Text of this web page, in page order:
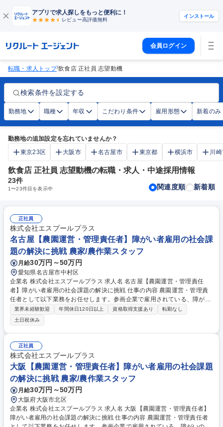
アプリで求人探しをもっと便利に！
レビュー高評価無料
インストール
会員ログイン
転職・求人トップ/飲食店 正社員 志望動機
検索条件を設定する
勤務地 職種 年収 こだわり条件 雇用形態 新着のみ
勤務地の追加設定を忘れていませんか？
東京23区
大阪市 名古屋市 東京都 横浜市 川
飲食店 正社員 志望動機の転職・求人・中途採用情報
23件
1〜23件目を表示中 関連度順 新着順
正社員
株式会社エスプールプラス
名古屋【農園運営・管理責任者】障がい者雇用の社会課
題の解決に挑戦 農家/農作業スタッフ
月給30万円～50万円
愛知県名古屋市中村区
企業名 株式会社エスプールプラス 求人名 名古屋【農園運営・管理責任
者】障がい者雇用の社会課題の解決に挑戦 仕事の内容 農園運営・管理責
任者として以下業務をお任せします。参画企業で雇用されている、障がい
のあるスタッフが安全でやりがいをもって仕事ができるよう、農園環境を
整え農園全体のマネジメントを行うポジションです。 【詳細】■農園全体
のマネジメント■顧客企業の対応■クライアント企業の運営スタッフのサポ
ート※入社後は研修を行いますので、業界未経験でもご安心ください。
（変更の範囲:当社業務全般） 【キャリアイメージ】まだまだ成長中の当
社。手を挙げ、主体的な提案をしやすいカルチャーのため、自己成長や事
業成長を踏まえ、新しいポジションや役職に就くチャンスは無限大です。
募集職種 名古屋【農園運営・管理責任者】障がい者雇用の社会課題の解決
に挑戦
業界未経験歓迎 年間休日120日以上 資格取得支援あり
転勤なし
土日祝休み
正社員
株式会社エスプールプラス
大阪【農園運営・管理責任者】障がい者雇用の社会課題
の解決に挑戦 農家/農作業スタッフ
月給30万円～50万円
大阪府大阪市北区
企業名 株式会社エスプールプラス 求人名 大阪【農園運営・管理責任者】
障がい者雇用の社会課題の解決に挑戦 仕事の内容 農園運営・管理責任者